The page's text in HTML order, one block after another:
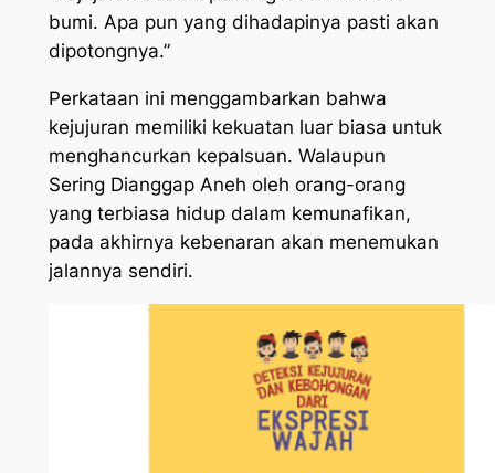
bumi. Apa pun yang dihadapinya pasti akan
dipotongnya.”
Perkataan ini menggambarkan bahwa
kejujuran memiliki kekuatan luar biasa untuk
menghancurkan kepalsuan. Walaupun
Sering Dianggap Aneh oleh orang-orang
yang terbiasa hidup dalam kemunafikan,
pada akhirnya kebenaran akan menemukan
jalannya sendiri.